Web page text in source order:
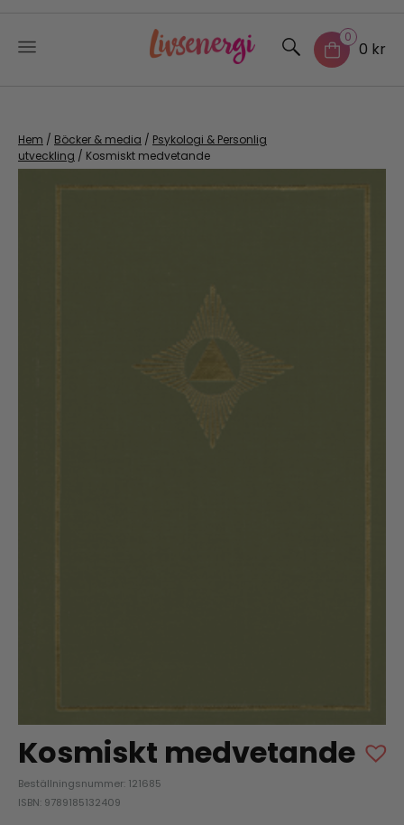
content
0
0 kr
Hem / Böcker & media / Psykologi & Personlig
utveckling / Kosmiskt medvetande
Kosmiskt medvetande
Beställningsnummer: 121685
ISBN: 9789185132409